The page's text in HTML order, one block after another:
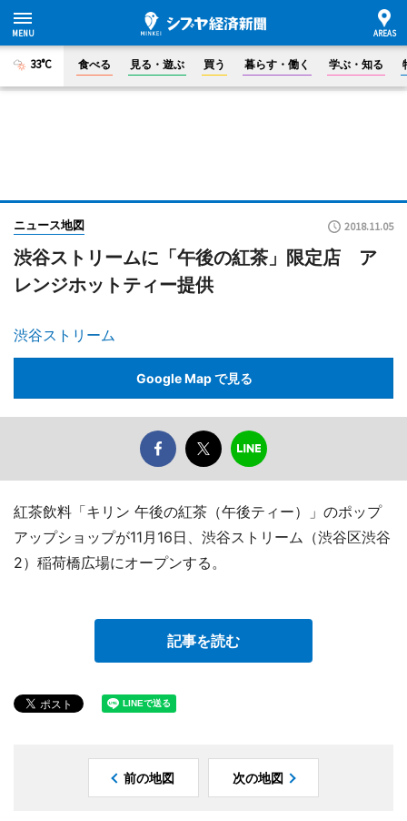
33°C 食べる 見る・遊ぶ 買う 暮らす・働く 学ぶ・知る
ニュース地図 2018.11.05
渋谷ストリームに「午後の紅茶」限定店 ア
レンジホットティー提供
渋谷ストリーム
Google Map で見る
紅茶飲料「キリン 午後の紅茶（午後ティー）」のポップ
アップショップが11月16日、渋谷ストリーム（渋谷区渋谷
2）稲荷橋広場にオープンする。
記事を読む
前の地図 次の地図